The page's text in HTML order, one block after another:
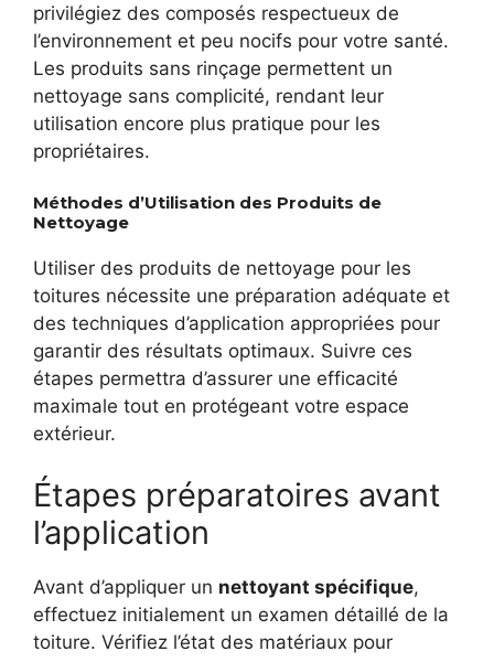
privilégiez des composés respectueux de
l’environnement et peu nocifs pour votre santé.
Les produits sans rinçage permettent un
nettoyage sans complicité, rendant leur
utilisation encore plus pratique pour les
propriétaires.
Méthodes d’Utilisation des Produits de
Nettoyage
Utiliser des produits de nettoyage pour les
toitures nécessite une préparation adéquate et
des techniques d’application appropriées pour
garantir des résultats optimaux. Suivre ces
étapes permettra d’assurer une efficacité
maximale tout en protégeant votre espace
extérieur.
Étapes préparatoires avant
l’application
Avant d’appliquer un nettoyant spécifique,
effectuez initialement un examen détaillé de la
toiture. Vérifiez l’état des matériaux pour